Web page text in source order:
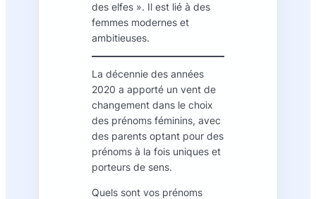
des elfes ». Il est lié à des
femmes modernes et
ambitieuses.
La décennie des années
2020 a apporté un vent de
changement dans le choix
des prénoms féminins, avec
des parents optant pour des
prénoms à la fois uniques et
porteurs de sens.
Quels sont vos prénoms